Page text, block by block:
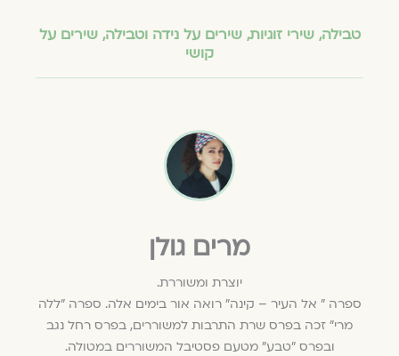
טבילה,שירי זוגיות,שירים על נידה וטבילה,שירים על
קושי
מרים גולן
יוצרת ומשוררת.
ספרה " אל העיר – קינה" רואה אור בימים אלה. ספרה "ללה
מרי" זכה בפרס שרת התרבות למשוררים, בפרס רחל נגב
ובפרס "טבע" מטעם פסטיבל המשוררים במטולה.